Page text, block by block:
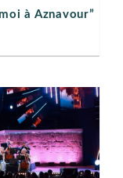
à Aznavour”